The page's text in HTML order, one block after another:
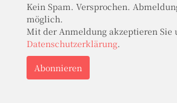
Kein Spam. Versprochen.
möglich.
Mit der Anmeldung akzeptieren Sie
Datenschutzerklärung.
Abonnieren